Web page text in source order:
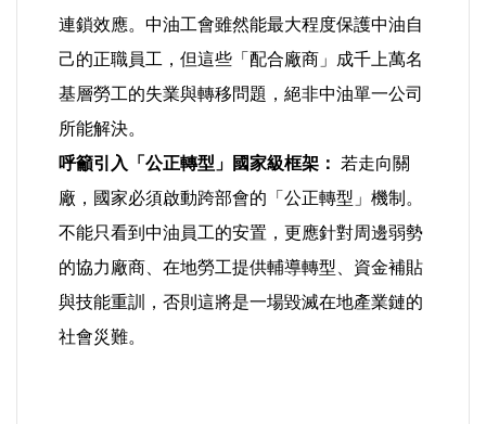
連鎖效應。中油工會雖然能最大程度保護中油自
己的正職員工，但這些「配合廠商」成千上萬名
基層勞工的失業與轉移問題，絕非中油單一公司
所能解決。
呼籲引入「公正轉型」國家級框架：
若走向關
廠，國家必須啟動跨部會的「公正轉型」機制。
不能只看到中油員工的安置，更應針對周邊弱勢
的協力廠商、在地勞工提供輔導轉型、資金補貼
與技能重訓，否則這將是一場毀滅在地產業鏈的
社會災難。